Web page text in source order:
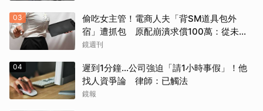
03
偷吃女主管！電商人夫「背SM道具包外
宿」遭抓包 原配崩潰求償100萬：從未用
過此類
鏡週刊
04
遲到1分鐘…公司強迫「請1小時事假」！他
找人資爭論 律師：已觸法
鏡報